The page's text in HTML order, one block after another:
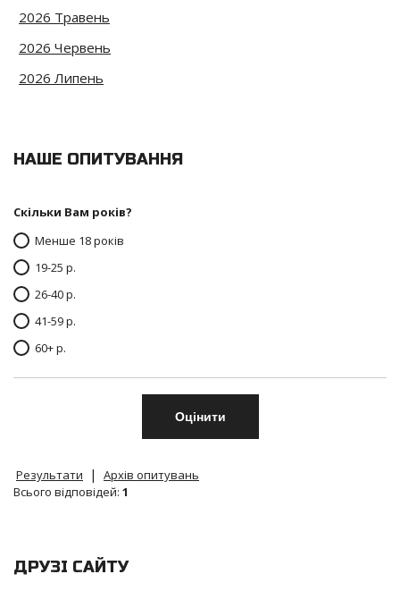
2026 Травень
2026 Червень
2026 Липень
НАШЕ ОПИТУВАННЯ
Скільки Вам років?
Менше 18 років
19-25 р.
26-40 р.
41-59 р.
60+ р.
Результати |
Архів опитувань
Всього відповідей: 1
ДРУЗІ САЙТУ